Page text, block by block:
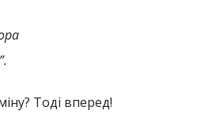
Тоді вперед!